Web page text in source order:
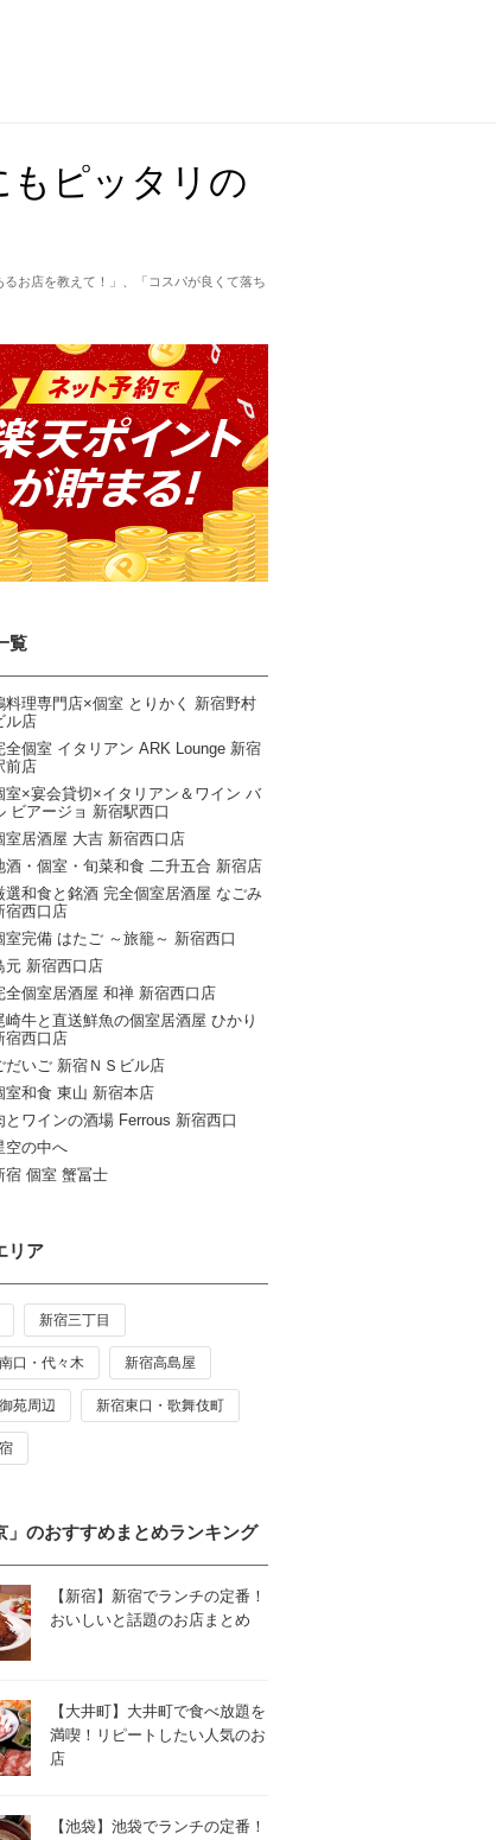
もピッタリの
お店を教えて！」、「コスパが良くて落ち
覧
料理専門店×個室 とりかく 新宿野村
ル店
全個室 イタリアン ARK Lounge 新宿
前店
室×宴会貸切×イタリアン＆ワイン バ
ビアージョ 新宿駅西口
室居酒屋 大吉 新宿西口店
酒・個室・旬菜和食 二升五合 新宿店
選和食と銘酒 完全個室居酒屋 なごみ
宿西口店
室完備 はたご ～旅籠～ 新宿西口
元 新宿西口店
全個室居酒屋 和禅 新宿西口店
崎牛と直送鮮魚の個室居酒屋 ひかり
宿西口店
だいご 新宿ＮＳビル店
室和食 東山 新宿本店
とワインの酒場 Ferrous 新宿西口
空の中へ
宿 個室 蟹冨士
リア
新宿三丁目
口・代々木 新宿高島屋
苑周辺 新宿東口・歌舞伎町
」のおすすめまとめランキング
【新宿】新宿でランチの定番！
おいしいと話題のお店まとめ
【大井町】大井町で食べ放題を
満喫！リピートしたい人気のお
店
【池袋】池袋でランチの定番！